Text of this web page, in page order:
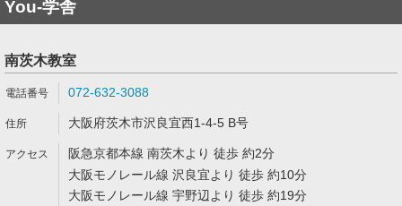
You-学舎
南茨木教室
072-632-3088
大阪府茨木市沢良宜西1-4-5 B号
阪急京都本線 南茨木より 徒歩 約2分
大阪モノレール線 沢良宜より 徒歩 約10分
大阪モノレール線 宇野辺より 徒歩 約19分